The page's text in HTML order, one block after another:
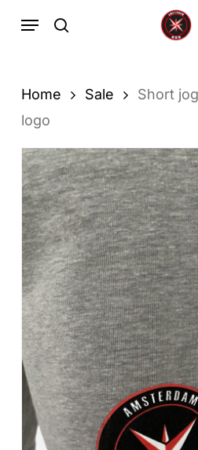
hoofdinhoud
zoekopdracht
Menu
Winkelwagen
Home Sale
Short
logo